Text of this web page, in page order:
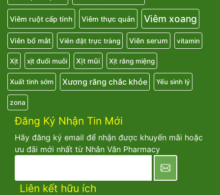
Viêm ruột cấp tính Viêm thực quản Viêm xoang
Viên bổ mắt Viên đặt trực tràng Viên serum vitamin
Xịt xịt đuổi muỗi Xịt mũi Xịt răng miệng
Xuất tinh sớm Xương răng chắc khỏe Yếu sinh lý
zona
Đăng Ký Nhận Tin Mới
Hãy đăng ký email để nhận được khuyến mãi hoặc
ưu đãi mới nhất từ Nhân Văn Pharmacy
Liên kết hữu ích